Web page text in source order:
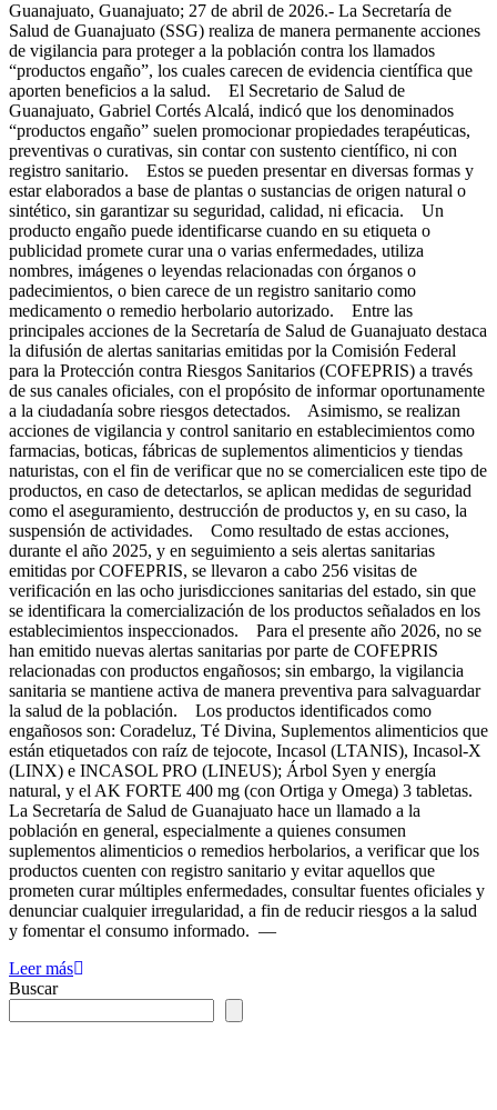
Guanajuato, Guanajuato; 27 de abril de 2026.- La Secretaría de
Salud de Guanajuato (SSG) realiza de manera permanente acciones
de vigilancia para proteger a la población contra los llamados
“productos engaño”, los cuales carecen de evidencia científica que
aporten beneficios a la salud. El Secretario de Salud de
Guanajuato, Gabriel Cortés Alcalá, indicó que los denominados
“productos engaño” suelen promocionar propiedades terapéuticas,
preventivas o curativas, sin contar con sustento científico, ni con
registro sanitario. Estos se pueden presentar en diversas formas y
estar elaborados a base de plantas o sustancias de origen natural o
sintético, sin garantizar su seguridad, calidad, ni eficacia. Un
producto engaño puede identificarse cuando en su etiqueta o
publicidad promete curar una o varias enfermedades, utiliza
nombres, imágenes o leyendas relacionadas con órganos o
padecimientos, o bien carece de un registro sanitario como
medicamento o remedio herbolario autorizado. Entre las
principales acciones de la Secretaría de Salud de Guanajuato destaca
la difusión de alertas sanitarias emitidas por la Comisión Federal
para la Protección contra Riesgos Sanitarios (COFEPRIS) a través
de sus canales oficiales, con el propósito de informar oportunamente
a la ciudadanía sobre riesgos detectados. Asimismo, se realizan
acciones de vigilancia y control sanitario en establecimientos como
farmacias, boticas, fábricas de suplementos alimenticios y tiendas
naturistas, con el fin de verificar que no se comercialicen este tipo de
productos, en caso de detectarlos, se aplican medidas de seguridad
como el aseguramiento, destrucción de productos y, en su caso, la
suspensión de actividades. Como resultado de estas acciones,
durante el año 2025, y en seguimiento a seis alertas sanitarias
emitidas por COFEPRIS, se llevaron a cabo 256 visitas de
verificación en las ocho jurisdicciones sanitarias del estado, sin que
se identificara la comercialización de los productos señalados en los
establecimientos inspeccionados. Para el presente año 2026, no se
han emitido nuevas alertas sanitarias por parte de COFEPRIS
relacionadas con productos engañosos; sin embargo, la vigilancia
sanitaria se mantiene activa de manera preventiva para salvaguardar
la salud de la población. Los productos identificados como
engañosos son: Coradeluz, Té Divina, Suplementos alimenticios que
están etiquetados con raíz de tejocote, Incasol (LTANIS), Incasol-X
(LINX) e INCASOL PRO (LINEUS); Árbol Syen y energía
natural, y el AK FORTE 400 mg (con Ortiga y Omega) 3 tabletas.
La Secretaría de Salud de Guanajuato hace un llamado a la
población en general, especialmente a quienes consumen
suplementos alimenticios o remedios herbolarios, a verificar que los
productos cuenten con registro sanitario y evitar aquellos que
prometen curar múltiples enfermedades, consultar fuentes oficiales y
denunciar cualquier irregularidad, a fin de reducir riesgos a la salud
y fomentar el consumo informado. —
Leer más
Buscar